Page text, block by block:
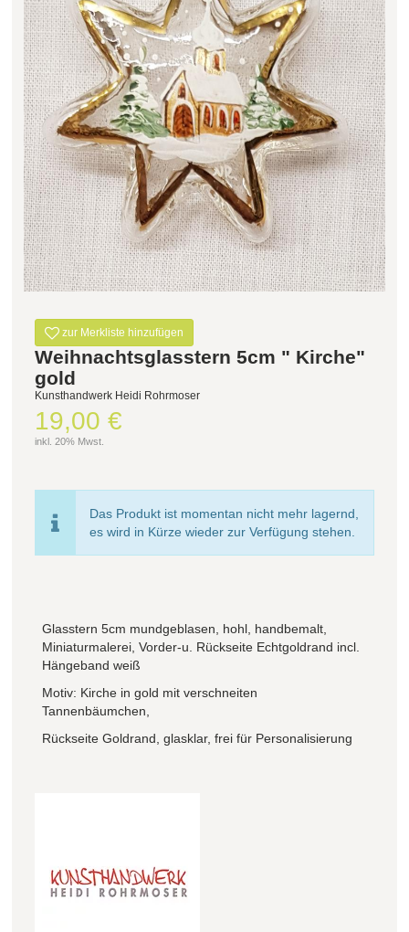
zur Merkliste hinzufügen
Weihnachtsglasstern 5cm " Kirche"
gold
Kunsthandwerk Heidi Rohrmoser
19,00 €
inkl. 20% Mwst.
Das Produkt ist momentan nicht mehr lagernd,
es wird in Kürze wieder zur Verfügung stehen.
Glasstern 5cm mundgeblasen, hohl, handbemalt,
Miniaturmalerei, Vorder-u. Rückseite Echtgoldrand incl.
Hängeband weiß
Motiv: Kirche in gold mit verschneiten
Tannenbäumchen,
Rückseite Goldrand, glasklar, frei für Personalisierung